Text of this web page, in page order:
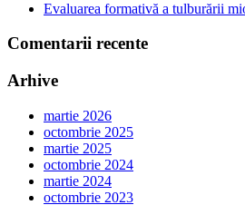
Evaluarea formativă a tulburării
Comentarii recente
Arhive
martie 2026
octombrie 2025
martie 2025
octombrie 2024
martie 2024
octombrie 2023